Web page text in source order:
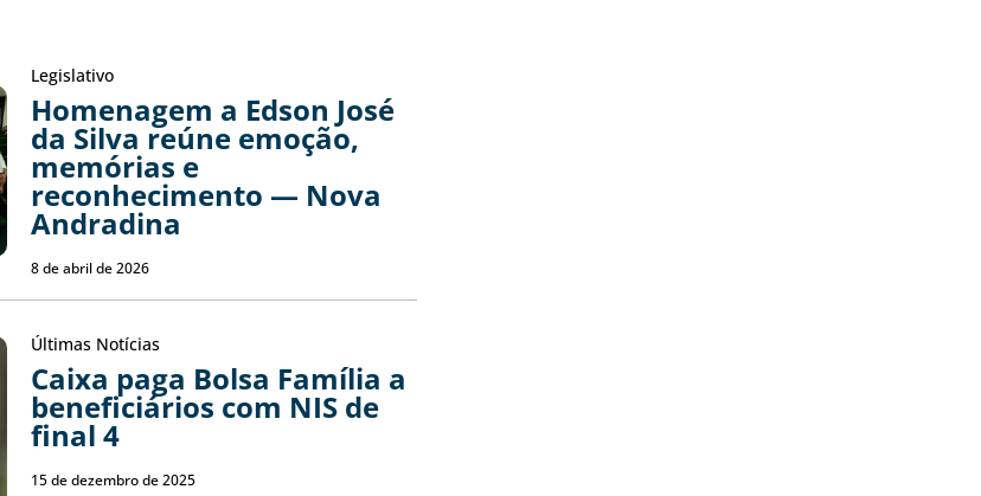
Legislativo
Homenagem a Edson José
da Silva reúne emoção,
memórias e
reconhecimento — Nova
Andradina
8 de abril de 2026
Últimas Notícias
Caixa paga Bolsa Família a
beneficiários com NIS de
final 4
15 de dezembro de 2025